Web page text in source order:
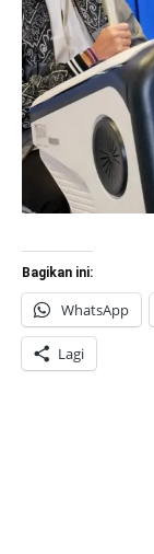
Bagikan ini:
WhatsApp
Lagi